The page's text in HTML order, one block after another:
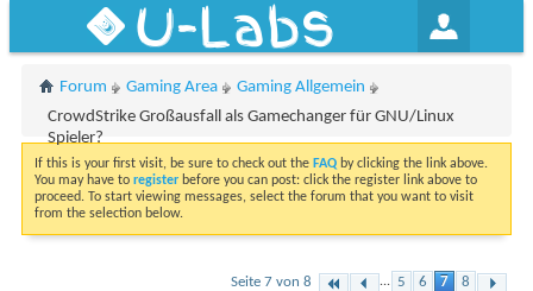
U-Labs
Forum Gaming Area
Gaming Allgemein
CrowdStrike Großausfall als Gamechanger für GNU/Linux
Spieler?
If this is your first visit, be sure to check out the FAQ by clicking the link above.
You may have to register before you can post: click the register link above to
proceed. To start viewing messages, select the forum that you want to visit
from the selection below.
Seite 7 von 8 ... 5 6 7 8